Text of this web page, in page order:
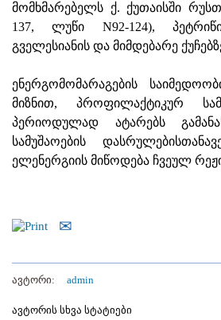
მომხმარებელს ქ. ქუთაისში
137, ლუწი N92-124),
გველესიანის და მიმდებარე
ენერგომომარაგების
მიზნით, პროფილაქტიკურ
პერიოდულად ატარებს
სამუშაოების
ელენერგიის მიწოდება ჩვეულ
ავტორი: admin
ავტორის სხვა სტატიები